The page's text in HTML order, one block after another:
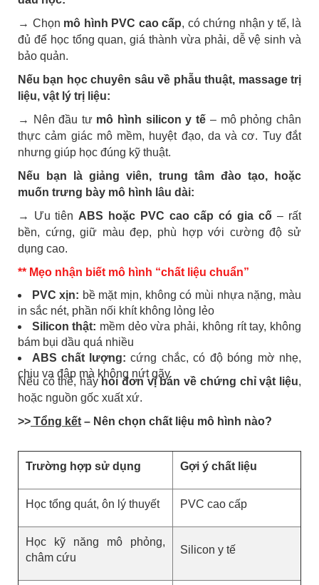
→ Chọn mô hình PVC cao cấp, có chứng nhận y tế, là
đủ để học tổng quan, giá thành vừa phải, dễ vệ sinh và
bảo quản.
Nếu bạn học chuyên sâu về phẫu thuật, massage trị
liệu, vật lý trị liệu:
→ Nên đầu tư mô hình silicon y tế – mô phỏng chân
thực cảm giác mô mềm, huyệt đạo, da và cơ. Tuy đắt
nhưng giúp học đúng kỹ thuật.
Nếu bạn là giảng viên, trung tâm đào tạo, hoặc
muốn trưng bày mô hình lâu dài:
→ Ưu tiên ABS hoặc PVC cao cấp có gia cố – rất
bền, cứng, giữ màu đẹp, phù hợp với cường độ sử
dụng cao.
** Mẹo nhận biết mô hình “chất liệu chuẩn”
PVC xịn: bề mặt mịn, không có mùi nhựa nặng, màu
in sắc nét, phần nối khít không lỏng lẻo
Silicon thật: mềm dẻo vừa phải, không rít tay, không
bám bụi dầu quá nhiều
ABS chất lượng: cứng chắc, có độ bóng mờ nhẹ,
chịu va đập mà không nứt gãy
Nếu có thể, hãy hỏi đơn vị bán về chứng chỉ vật liệu,
hoặc nguồn gốc xuất xứ.
>> Tổng kết – Nên chọn chất liệu mô hình nào?
Trường hợp sử dụng Gợi ý chất liệu
Học tổng quát, ôn lý thuyết PVC cao cấp
Học kỹ năng mô phỏng,
châm cứu
Silicon y tế